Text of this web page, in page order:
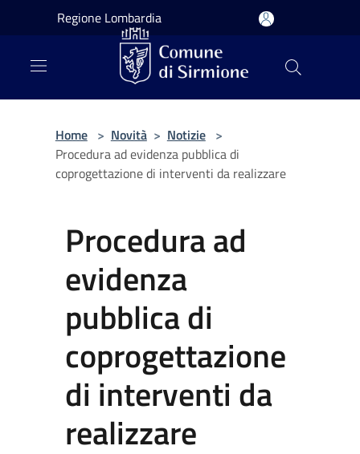
Salta al contenuto principale
Regione Lombardia
Home > Novità > Notizie >
Procedura ad evidenza pubblica di
coprogettazione di interventi da realizzare
Procedura ad
evidenza
pubblica di
coprogettazione
di interventi da
realizzare